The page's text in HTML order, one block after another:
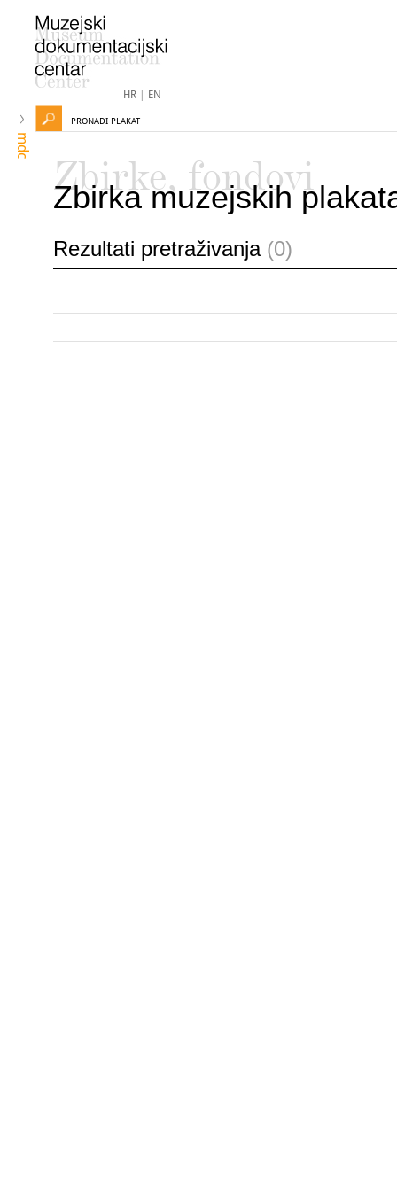
HR| EN
mdc
PRONAĐI PLAKAT
Zbirke, fondovi
Zbirka muzejskih
Rezultati pretraživanja (0)